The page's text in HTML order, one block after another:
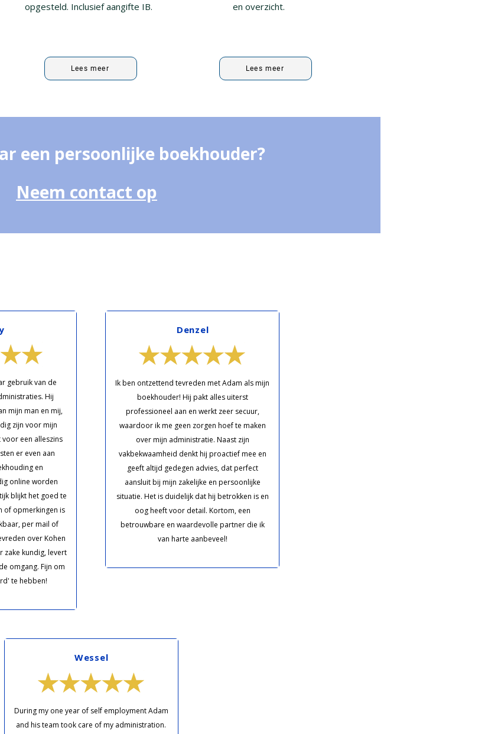
opgesteld. Inclusief aangifte IB.
en overzicht.
Lees meer Lees meer
een persoonlijke boekhouder?
Neem contact op
gebruik van de
Hij
mijn man en mij,
zijn voor mijn
een alleszins
er even aan
en
online worden
blijkt het goed te
of opmerkingen is
per mail of
over Kohen
zake kundig, levert
omgang. Fijn om
te hebben!
Denzel
Ik ben ontzettend tevreden met Adam als mijn
boekhouder! Hij pakt alles uiterst
professioneel aan en werkt zeer secuur,
waardoor ik me geen zorgen hoef te maken
over mijn administratie. Naast zijn
vakbekwaamheid denkt hij proactief mee en
geeft altijd gedegen advies, dat perfect
aansluit bij mijn zakelijke en persoonlijke
situatie. Het is duidelijk dat hij betrokken is en
oog heeft voor detail. Kortom, een
betrouwbare en waardevolle partner die ik
van harte aanbeveel!
Wessel
During my one year of self employment Adam
and his team took care of my administration.